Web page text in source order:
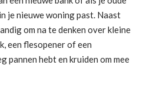
je nieuwe woning past. Naast
om na te denken over kleine
een flesopener of een
pannen hebt en kruiden om mee